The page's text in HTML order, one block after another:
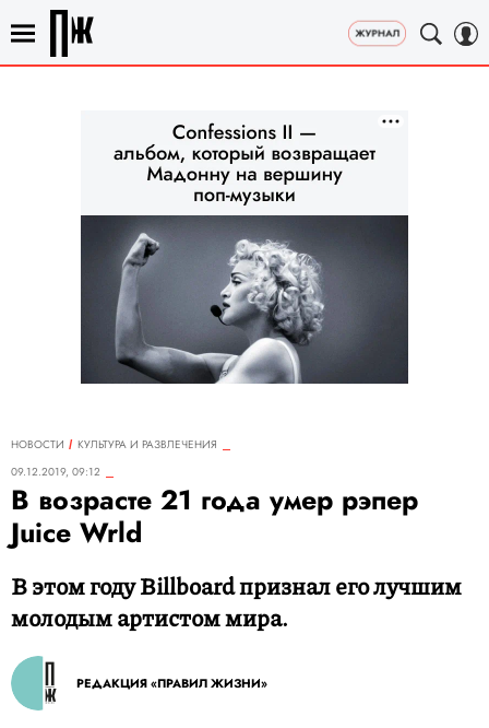
НОВОСТИ
КУЛЬТУРА И РАЗВЛЕЧЕНИЯ
09.12.2019, 09:12
В возрасте 21 года умер рэпер
Juice Wrld
В этом году Billboard признал его лучшим
молодым артистом мира.
РЕДАКЦИЯ «ПРАВИЛ ЖИЗНИ»